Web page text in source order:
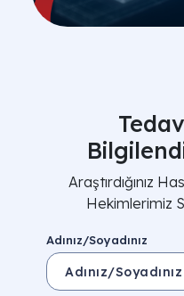
Araştırdığınız
Hekimlerimiz
Adınız/Soyadınız